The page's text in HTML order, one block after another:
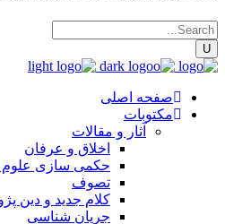
صفحه اصلی
مکتوبات
آثار و مقالات
اخلاق و عرفان
حکمی سازی علوم
تصوف
کلام جدید و دین
جریان شناسی